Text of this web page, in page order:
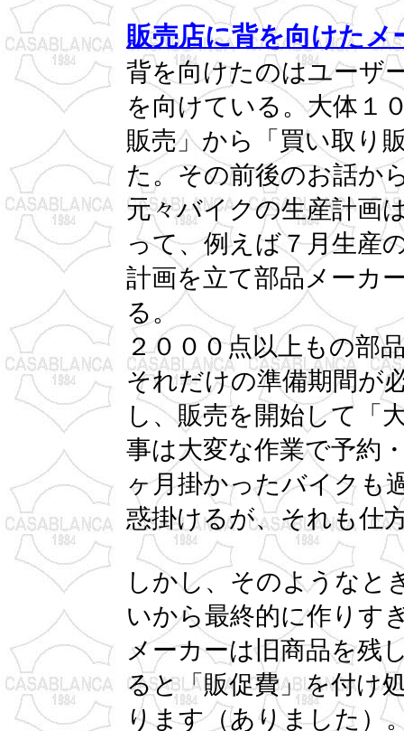
販売店に背を向けたメ
背を向けたのはユーザ
を向けている。大体１
販売」から「買い取り
た。その前後のお話か
元々バイクの生産計画
って、例えば７月生産
計画を立て部品メーカ
る。
２０００点以上もの部
それだけの準備期間が
し、販売を開始して「
事は大変な作業で予約
ヶ月掛かったバイクも
惑掛けるが、それも仕
しかし、そのようなと
いから最終的に作りす
メーカーは旧商品を残
ると「販促費」を付け
ります（ありました）